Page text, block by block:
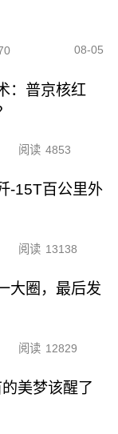
08-05
：普京核红
阅读 4853
-15T百公里外
阅读 13138
大圈，最后发
阅读 12829
美梦该醒了